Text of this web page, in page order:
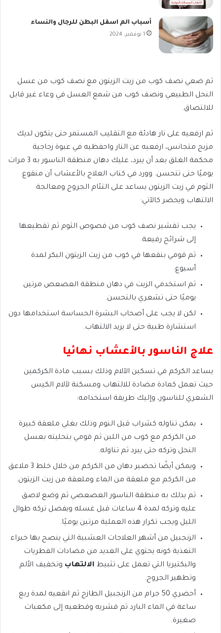
أسباب الم اسفل البطن للرجال والنساء
1 نوفمبر، 2024
ثم ضعي نصف كوب من زيت الزيتون مع نصف كوب من عسل
النحل الطبيعي ونصف كوب من شمع العسل في وعاء غير قابل
للالتصاق.
ثم ارفعيه على نار هادئة مع التقليب المستمر حتى يتكون لديك
مزيج متجانس، ارفعيه عن النار واحفظيه في عبوة زجاجية
محكمة الغلق بعد أن يبرد، عليك دهان منطقة الناسور به 3 مرات
يوميًا حتى تتحسن. وورد في كتاب العلاج بالأعشاب أن منقوع
الثوم في زيت الزيتون يساعد على التئام الجروح ومعالجة
الالتهاب ويحضر كالآتي:
يجب تقشير نصف كوب من فصوص الثوم ثم تقطيعها
إلى شرائح رفيعة.
ثم قومي بنقعها في كوب من زيت الزيتون البكر لمدة
أسبوع.
ثم استخدمي الزيت في دهان منطقة العصعص مرتين
يوميًا حتى تشعري بالتحسن.
لكن لا يجب على أصحاب البشرة الحساسة استخدامها دون
استشارة طبية حتى لا يزيد الالتهاب.
علاج الناسور بالأعشاب نهائيا
يساعد الكركم في تسكين الآلام وذلك بسبب مادة الكركمين
حيث تعمل كمادة مضادة للالتهاب ومسكنة لآلام الكيس
الشعري للناسور، وإليك طريقة استخدامه:
يمكن تناوله كشراب قبل النوم وذلك بغلي ملعقة كبيرة
من الكركم مع كوب من اللبن ثم قومي بتحليته بعسل
النحل وتركه حتى يبرد ثم تناوله.
ويمكن أيضًا تحضير دهان من الكركم من خلال خلط 3 ملاعق
من الكركم مع ملعقة من الماء وملعقة من زيت الزيتون.
ثم يدلك به منطقة الناسور العصعصي ثم وضع لاصق
عليه وتركه لمدة 4 ساعات قبل غسله ويفضل تركه طوال
الليل ويجب تكرار هذه العملية مرتين يوميًا.
الزنجبيل من أشهر العلاجات العشبية التي ينصح بها خبراء
التغذية كونه يحتوي على العديد من مضادات الفطريات
والبكتيريا التي تعمل على تثبيط الالتهاب وتخفيف الألم
وتطهير الجروح.
أحضري 50 جرام من الزنجبيل الطازج ثم انقعيه لمدة ربع
ساعة في الماء البارد ثم قشريه وقطعيه إلى مكعبات
صغيرة.